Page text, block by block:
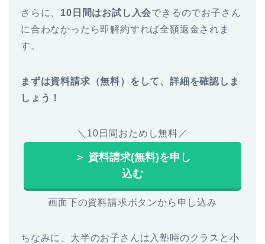
さらに、 10日間はお試し入会できるのでお子さん
に合わなかったら即解約すれば全額返金されま
す。
まずは資料請求（無料）をして、詳細を確認しま
しょう！
＼10日間おためし無料／
＞ 資料請求(無料)を申し
込む
画面下の資料請求ボタンから申し込み
ちなみに、大半のお子さんは入塾時のクラスと小